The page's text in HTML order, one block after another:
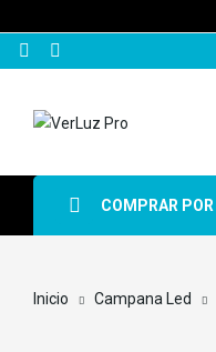
COMPRAR
Inicio Campana Led